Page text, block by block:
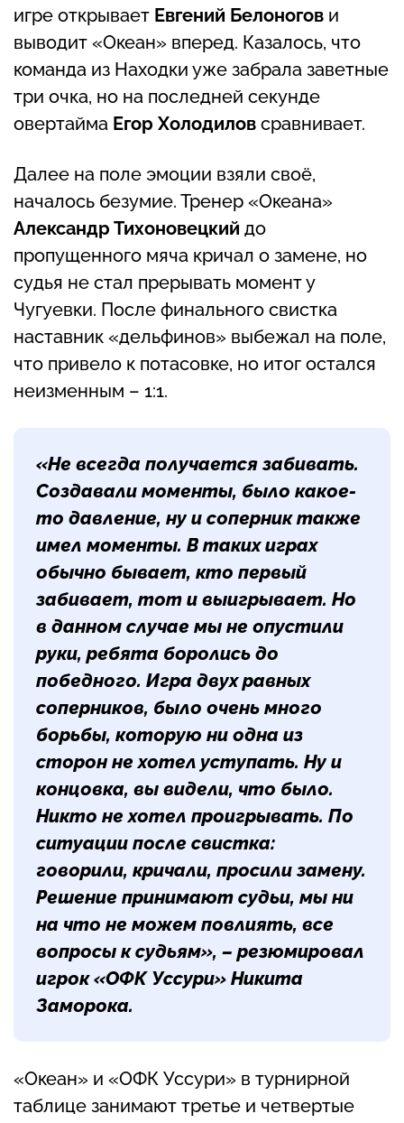
игре открывает Евгений Белоногов и
выводит «Океан» вперед. Казалось, что
команда из Находки уже забрала заветные
три очка, но на последней секунде
овертайма Егор Холодилов сравнивает.
Далее на поле эмоции взяли своё,
началось безумие. Тренер «Океана»
Александр Тихоновецкий до
пропущенного мяча кричал о замене, но
судья не стал прерывать момент у
Чугуевки. После финального свистка
наставник «дельфинов» выбежал на поле,
что привело к потасовке, но итог остался
неизменным – 1:1.
«Не всегда получается забивать.
Создавали моменты, было какое-
то давление, ну и соперник также
имел моменты. В таких играх
обычно бывает, кто первый
забивает, тот и выигрывает. Но
в данном случае мы не опустили
руки, ребята боролись до
победного. Игра двух равных
соперников, было очень много
борьбы, которую ни одна из
сторон не хотел уступать. Ну и
концовка, вы видели, что было.
Никто не хотел проигрывать. По
ситуации после свистка:
говорили, кричали, просили замену.
Решение принимают судьи, мы ни
на что не можем повлиять, все
вопросы к судьям», – резюмировал
игрок «ОФК Уссури» Никита
Заморока.
«Океан» и «ОФК Уссури» в турнирной
таблице занимают третье и четвертые